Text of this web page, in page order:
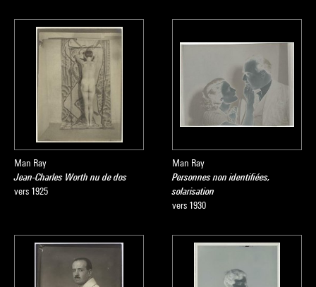
Man Ray
Jean-Charles Worth nu de dos
vers 1925
Man Ray
Personnes non identifiées,
solarisation
vers 1930